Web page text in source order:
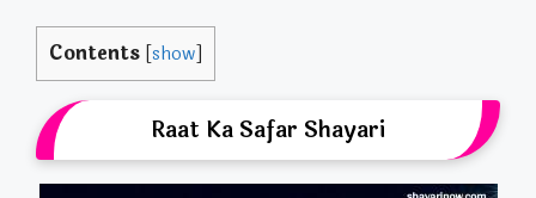
Contents [show]
Raat Ka Safar Shayari